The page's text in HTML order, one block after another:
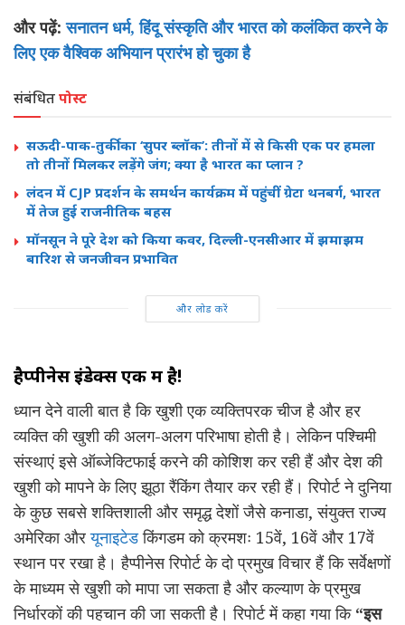
और पढ़ें:सनातन धर्म, हिंदू संस्कृति और भारत को कलंकित करने के
लिए एक वैश्विक अभियान प्रारंभ हो चुका है
संबंधितपोस्ट
सऊदी-पाक-तुर्की का ‘सुपर ब्लॉक’: तीनों में से किसी एक पर हमला
तो तीनों मिलकर लड़ेंगे जंग; क्या है भारत का प्लान ?
लंदन में CJP प्रदर्शन के समर्थन कार्यक्रम में पहुंचीं ग्रेटा थनबर्ग, भारत
में तेज हुई राजनीतिक बहस
मॉनसून ने पूरे देश को किया कवर, दिल्ली-एनसीआर में झमाझम
बारिश से जनजीवन प्रभावित
और लोड करें
हैप्पीनेस इंडेक्स एक भ्रम है!
ध्यान देने वाली बात है कि खुशी एक व्यक्तिपरक चीज है और हर
व्यक्ति की खुशी की अलग-अलग परिभाषा होती है। लेकिन पश्चिमी
संस्थाएं इसे ऑब्जेक्टिफाई करने की कोशिश कर रही हैं और देश की
खुशी को मापने के लिए झूठा रैंकिंग तैयार कर रही हैं। रिपोर्ट ने दुनिया
के कुछ सबसे शक्तिशाली और समृद्ध देशों जैसे कनाडा, संयुक्त राज्य
अमेरिका औरयूनाइटेडकिंगडम को क्रमशः 15वें, 16वें और 17वें
स्थान पर रखा है। हैप्पीनेस रिपोर्ट के दो प्रमुख विचार हैं कि सर्वेक्षणों
के माध्यम से खुशी को मापा जा सकता है और कल्याण के प्रमुख
निर्धारकों की पहचान की जा सकती है। रिपोर्ट में कहा गया कि “इस